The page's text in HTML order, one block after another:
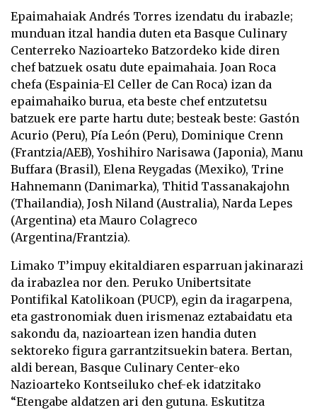
Epaimahaiak Andrés Torres izendatu du irabazle;
munduan itzal handia duten eta Basque Culinary
Centerreko Nazioarteko Batzordeko kide diren
chef batzuek osatu dute epaimahaia. Joan Roca
chefa (Espainia-El Celler de Can Roca) izan da
epaimahaiko burua, eta beste chef entzutetsu
batzuek ere parte hartu dute; besteak beste: Gastón
Acurio (Peru), Pía León (Peru), Dominique Crenn
(Frantzia/AEB), Yoshihiro Narisawa (Japonia), Manu
Buffara (Brasil), Elena Reygadas (Mexiko), Trine
Hahnemann (Danimarka), Thitid Tassanakajohn
(Thailandia), Josh Niland (Australia), Narda Lepes
(Argentina) eta Mauro Colagreco
(Argentina/Frantzia).
Limako T’impuy ekitaldiaren esparruan jakinarazi
da irabazlea nor den. Peruko Unibertsitate
Pontifikal Katolikoan (PUCP), egin da iragarpena,
eta gastronomiak duen irismenaz eztabaidatu eta
sakondu da, nazioartean izen handia duten
sektoreko figura garrantzitsuekin batera. Bertan,
aldi berean, Basque Culinary Center-eko
Nazioarteko Kontseiluko chef-ek idatzitako
“Etengabe aldatzen ari den gutuna. Eskutitza